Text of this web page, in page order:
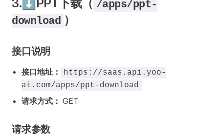
3.⬇️PPT下载（ /apps/ppt-
download ）
接口说明
接口地址：
https://saas.api.yoo-
ai.com/apps/ppt-download
请求方式： GET
请求参数